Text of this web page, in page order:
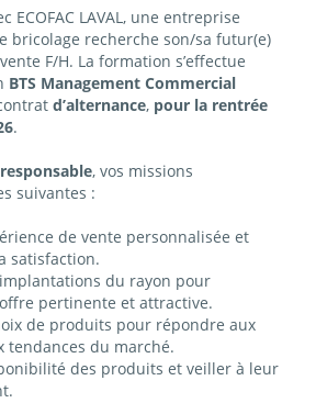
ECOFAC LAVAL, une entreprise
bricolage recherche son/sa futur(e)
F/H. La formation s’effectue
BTS Management Commercial
d’alternance, pour la rentrée
.
responsable, vos missions
suivantes :
de vente personnalisée et
satisfaction.
du rayon pour
pertinente et attractive.
de produits pour répondre aux
tendances du marché.
des produits et veiller à leur